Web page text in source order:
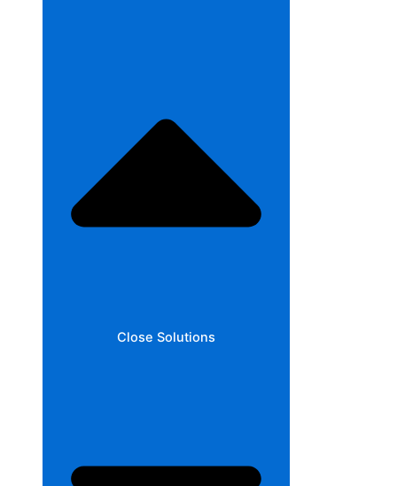
Close Solutions